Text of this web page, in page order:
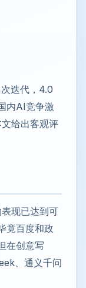
迭代，4.0
内AI竞争激
给出客观评
现已达到可
竟百度和政
在创意写
、通义千问